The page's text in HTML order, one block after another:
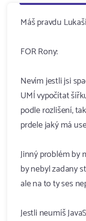
Máš pravdu
FOR Rony:
Nevím jestli jsi
UMÍ vypočítat
podle rozlišení,
prdele jaký má
Jinný problém by
by nebyl zadany
ale na to ty ses
Jestli neumíš